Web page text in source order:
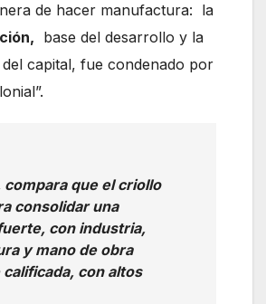
de hacer manufactura: la
base del desarrollo y la
capital, fue condenado por
compara que el criollo
consolidar una
con industria,
y mano de obra
con altos